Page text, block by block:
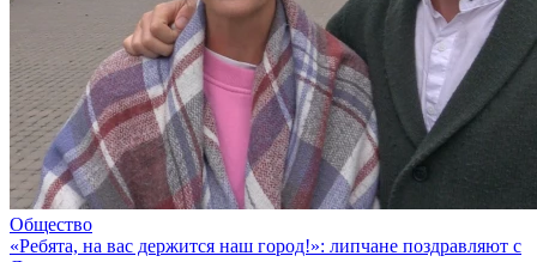
Общество
«Ребята, на вас держится наш город!»: липчане поздравляют с